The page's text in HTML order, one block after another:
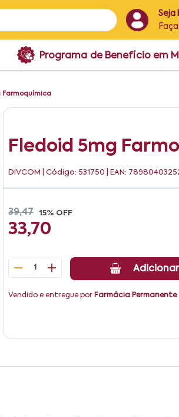
Seja
Faça
Programa de Benefício em
Farmoquímica
Fledoid 5mg
DIVCOM | Código: 531750 | EAN:
39,47 15% OFF
33,70
1 Adicionar
Vendido e entregue por Farmácia Permanente